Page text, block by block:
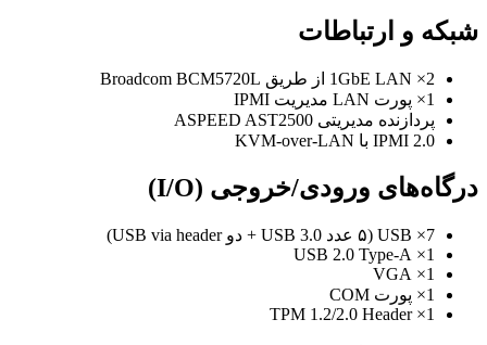
شبکه و ارتباطات
2× 1GbE LAN از طریق Broadcom BCM5720L
1× پورت LAN مدیریت IPMI
پردازنده مدیریتی ASPEED AST2500
IPMI 2.0 با KVM-over-LAN
درگاه‌های ورودی/خروجی (I/O)
7× USB (۵ عدد USB 3.0 + دو USB via header)
1× USB 2.0 Type-A
1× VGA
1× پورت COM
1× TPM 1.2/2.0 Header